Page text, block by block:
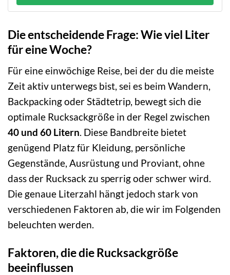
Die entscheidende Frage: Wie viel Liter
für eine Woche?
Für eine einwöchige Reise, bei der du die meiste
Zeit aktiv unterwegs bist, sei es beim Wandern,
Backpacking oder Städtetrip, bewegt sich die
optimale Rucksackgröße in der Regel zwischen
40 und 60 Litern. Diese Bandbreite bietet
genügend Platz für Kleidung, persönliche
Gegenstände, Ausrüstung und Proviant, ohne
dass der Rucksack zu sperrig oder schwer wird.
Die genaue Literzahl hängt jedoch stark von
verschiedenen Faktoren ab, die wir im Folgenden
beleuchten werden.
Faktoren, die die Rucksackgröße
beeinflussen